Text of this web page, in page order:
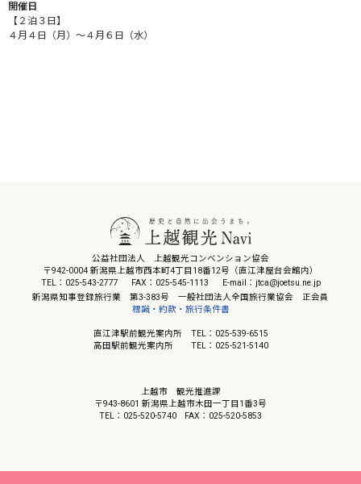
開催日
【２泊３日】
４月４日（月）～４月６日（水）
公益社団法人 上越観光コンベンション協会
〒942-0004 新潟県上越市西本町4丁目18番12号（直江津屋台会館内）
TEL：025-543-2777
FAX：025-545-1113
E-mail：jtca@joetsu.ne.jp
新潟県知事登録旅行業 第3-383号 一般社団法人全国旅行業協会 正会員
標識・約款・旅行条件書
直江津駅前観光案内所 TEL：025-539-6515
高田駅前観光案内所 TEL：025-521-5140
上越市 観光推進課
〒943-8601 新潟県上越市木田一丁目1番3号
TEL：025-520-5740
FAX：025-520-5853